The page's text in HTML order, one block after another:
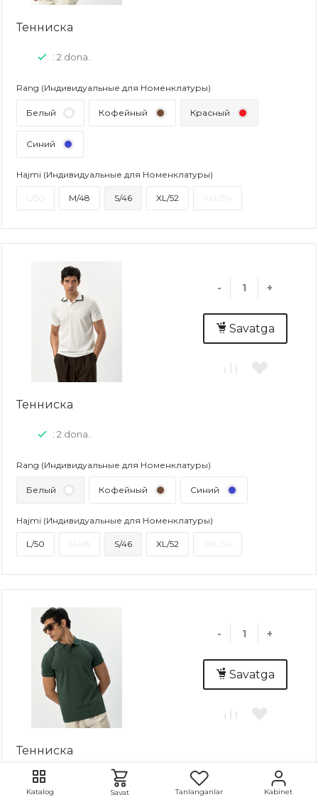
Katalog Savat Tanlanganlar Kabinet
Тенниска
: 2 dona..
Rang (Индивидуальные для Номенклатуры)
Белый Кофейный Красный
Синий
Hajmi (Индивидуальные для Номенклатуры)
M/48 S/46 XL/52
- +
Savatga
Тенниска
: 2 dona..
Rang (Индивидуальные для Номенклатуры)
Белый Кофейный Синий
Hajmi (Индивидуальные для Номенклатуры)
L/50 S/46 XL/52
- +
Savatga
Тенниска